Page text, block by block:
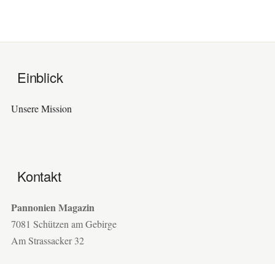
Einblick
Unsere Mission
Kontakt
Pannonien Magazin
7081 Schützen am Gebirge
Am Strassacker 32